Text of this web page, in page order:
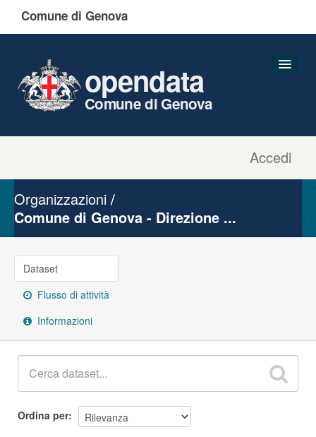
Comune di Genova
Accedi
opendata
Comune di Genova
Gruppi
Organizzazioni
Comune di Genova - Direzione ...
Dataset
Flusso di attività
Informazioni
Ordina per